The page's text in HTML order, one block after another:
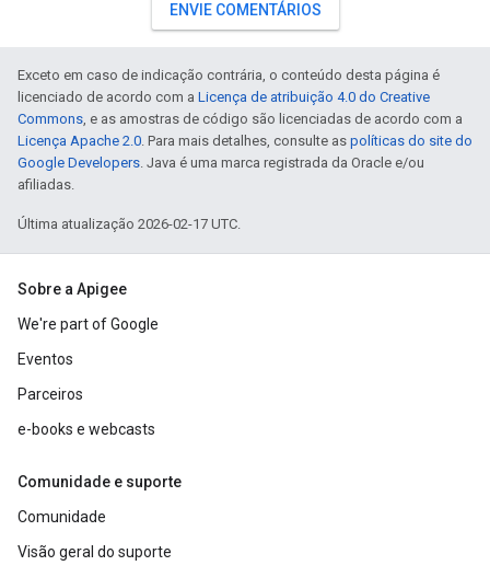
ENVIE COMENTÁRIOS
Exceto em caso de indicação contrária, o conteúdo desta página é
licenciado de acordo com a Licença de atribuição 4.0 do Creative
Commons, e as amostras de código são licenciadas de acordo com a
Licença Apache 2.0. Para mais detalhes, consulte as políticas do site do
Google Developers. Java é uma marca registrada da Oracle e/ou
afiliadas.
Última atualização 2026-02-17 UTC.
Sobre a Apigee
We're part of Google
Eventos
Parceiros
e-books e webcasts
Comunidade e suporte
Comunidade
Visão geral do suporte